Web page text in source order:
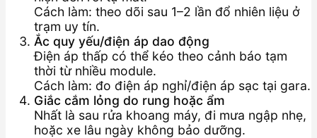
Cách làm: theo dõi sau 1–2 lần đổ nhiên liệu ở
trạm uy tín.
Ắc quy yếu/điện áp dao động
Điện áp thấp có thể kéo theo cảnh báo tạm
thời từ nhiều module.
Cách làm: đo điện áp nghỉ/điện áp sạc tại gara.
Giắc cắm lỏng do rung hoặc ẩm
Nhất là sau rửa khoang máy, đi mưa ngập nhẹ,
hoặc xe lâu ngày không bảo dưỡng.